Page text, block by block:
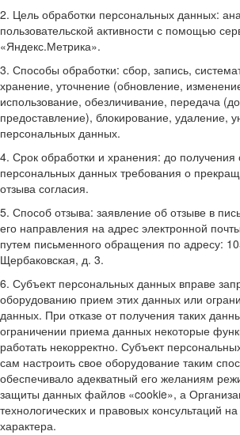
2. Цель обработки персональных данных:
пользовательской активности с помощью
«Яндекс.Метрика».
3. Способы обработки: сбор, запись,
хранение, уточнение (обновление,
использование, обезличивание, передача
предоставление), блокирование, удаление,
персональных данных.
4. Срок обработки и хранения: до получения
персональных данных требования о
отзыва согласия.
5. Способ отзыва: заявление об отзыве в
его направления на адрес электронной
путем письменного обращения по адресу:
Щербаковская, д. 3.
6. Субъект персональных данных вправе
оборудованию прием этих данных или
данных. При отказе от получения таких
ограничении приема данных некоторые
работать некорректно. Субъект
сам настроить свое оборудование таким
обеспечивало адекватный его желаниям
защиты данных файлов «cookie», а
технологических и правовых консультаций
характера.